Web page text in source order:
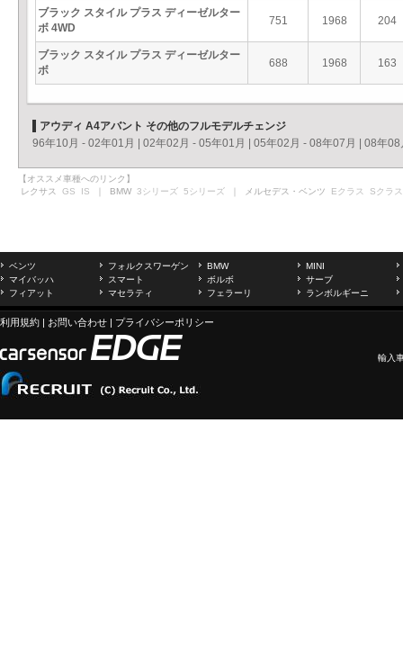
ブラック スタイル プラス ディーゼルター
ボ 4WD
751 1968 204
ブラック スタイル プラス ディーゼルター
ボ
688 1968 163
アウディ A4アバント その他のフルモデルチェンジ
96年10月 - 02年01月
02年02月 - 05年01月 05年02月 - 08年07月 08年08
【オススメ車種へのリンク】
レクサス GS IS ｜ BMW 3シリーズ 5シリーズ ｜ メルセデス・ベンツ Eクラス Sクラス
ベンツ フォルクスワーゲン BMW
MINI
マイバッハ
スマート ボルボ
サーブ
フィアット
マセラティ フェラーリ ランボルギーニ
利用規約 | お問い合わせ | プライバシーポリシー
輸入